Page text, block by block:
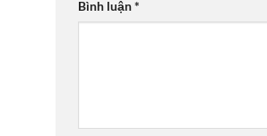
Bình luận*